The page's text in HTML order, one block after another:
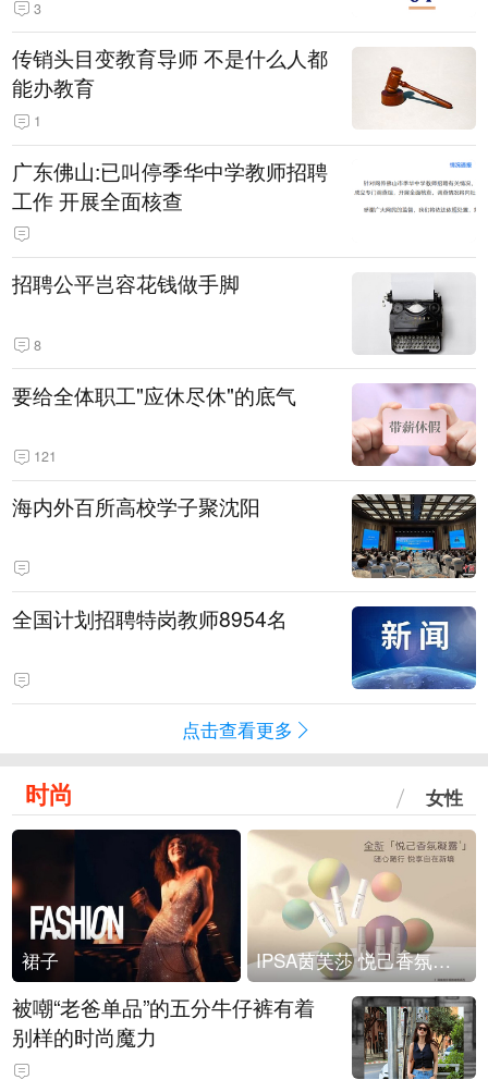
3
传销头目变教育导师 不是什么人都
能办教育
1
广东佛山:已叫停季华中学教师招聘
工作 开展全面核查
招聘公平岂容花钱做手脚
8
要给全体职工"应休尽休"的底气
121
海内外百所高校学子聚沈阳
全国计划招聘特岗教师8954名
点击查看更多
时尚 女性
裙子 IPSA茵芙莎 悦己香氛凝露上市
被嘲“老爸单品”的五分牛仔裤有着
别样的时尚魔力